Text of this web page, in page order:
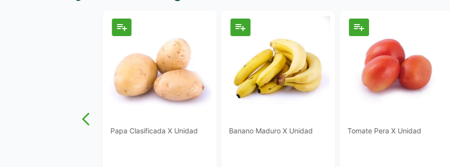
Papa Clasificada X Unidad Banano Maduro X Unidad Tomate Pera X Unidad